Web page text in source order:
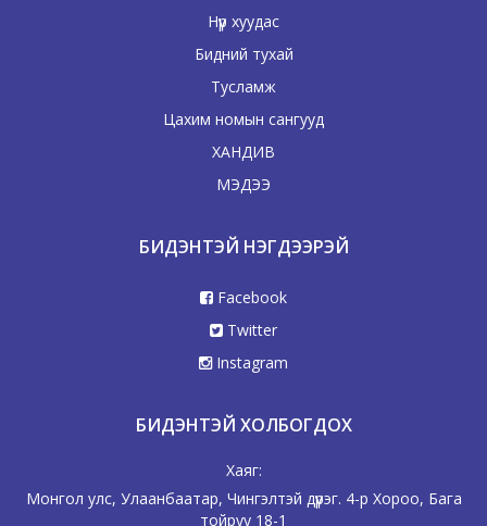
Нүүр хуудас
Бидний тухай
Тусламж
Цахим номын сангууд
ХАНДИВ
МЭДЭЭ
БИДЭНТЭЙ НЭГДЭЭРЭЙ
Facebook
Twitter
Instagram
БИДЭНТЭЙ ХОЛБОГДОХ
Хаяг:
Монгол улс, Улаанбаатар, Чингэлтэй дүүрэг. 4-р Хороо, Бага
тойруу 18-1